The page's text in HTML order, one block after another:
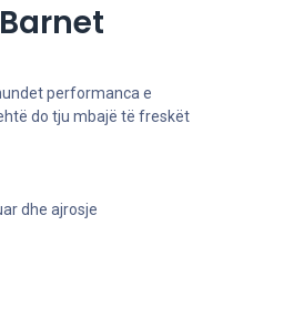
performanca e
do tju mbajë të freskët
dhe ajrosje